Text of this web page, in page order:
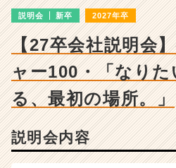
ャ
ー・
成
長
企
業
か
説明会 新卒 2027年卒
【27卒会社説明会
ャー100・「なりた
る、最初の場所。」
説明会内容